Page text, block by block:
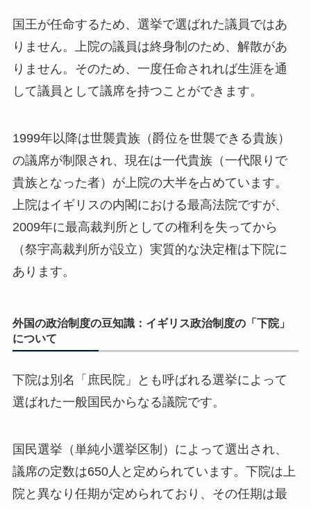
国王が任命するため、選挙で選ばれた議員ではあ
りません。上院の議員は終身制のため、解散があ
りません。そのため、一度任命されれば生涯を通
して議員として議席を持つことができます。
1999年以降は世襲貴族（爵位を世襲できる貴族）
の議席が制限され、現在は一代貴族（一代限りで
貴族となった者）が上院の大半を占めています。
上院はイギリスの内閣における最高法院ですが、
2009年に最高裁判所としての権利を失ってから
（祭宇高裁判所が設立）実質的な決定権は下院に
あります。
外国の政治制度の豆知識：イギリス政治制度の「下院」
について
下院は別名「庶民院」とも呼ばれる選挙によって
選ばれた一般国民からなる議院です。
国民選挙（単純小選挙区制）によって選出され、
議席の定数は650人と定められています。下院は上
院と異なり任期が定められており、その任期は最